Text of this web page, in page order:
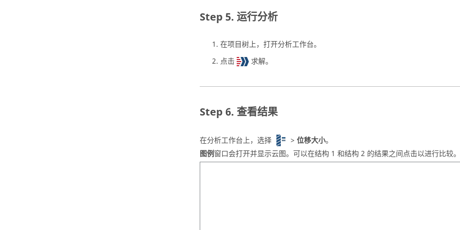
运行分析
在项目树上，打开分析工作台。
点击
求解。
查看结果
在分析工作台上，选择 > 位移大小。
图例窗口会打开并显示云图。可以在结构 1 和结构 2 的结果之间点击以进行比较。